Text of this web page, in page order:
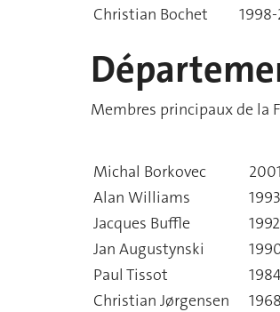
Christian Bochet
Membres principaux de la
Michal Borkovec
Alan Williams
Jacques Buffle
Jan Augustynski
Paul Tissot
Christian Jørgensen